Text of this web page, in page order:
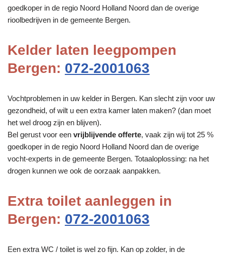
goedkoper in de regio Noord Holland Noord dan de overige
rioolbedrijven in de gemeente Bergen.
Kelder laten leegpompen
Bergen: 072-2001063
Vochtproblemen in uw kelder in Bergen. Kan slecht zijn voor uw
gezondheid, of wilt u een extra kamer laten maken? (dan moet
het wel droog zijn en blijven).
Bel gerust voor een vrijblijvende offerte, vaak zijn wij tot 25 %
goedkoper in de regio Noord Holland Noord dan de overige
vocht-experts in de gemeente Bergen. Totaaloplossing: na het
drogen kunnen we ook de oorzaak aanpakken.
Extra toilet aanleggen in
Bergen: 072-2001063
Een extra WC / toilet is wel zo fijn. Kan op zolder, in de